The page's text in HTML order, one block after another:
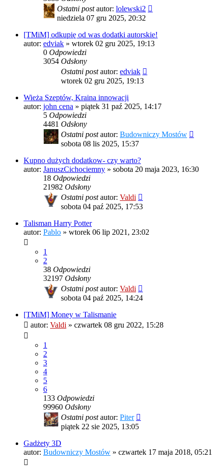
Ostatni postautor: lolewski2
niedziela 07 gru 2025, 20:32
[TMiM] odkupię od was dodatki autorskie!
autor: edviak » wtorek 02 gru 2025, 19:13
0 Odpowiedzi
3054 Odsłony
Ostatni postautor: edviak
wtorek 02 gru 2025, 19:13
Wieża Szeptów, Kraina innowacji
autor: john cena » piątek 31 paź 2025, 14:17
5 Odpowiedzi
4481 Odsłony
Ostatni postautor: Budowniczy Mostów
sobota 08 lis 2025, 15:37
Kupno dużych dodatkow- czy warto?
autor: JanuszCichociemny » sobota 20 maja 2023, 16:30
18 Odpowiedzi
21982 Odsłony
Ostatni postautor: Valdi
sobota 04 paź 2025, 17:53
Talisman Harry Potter
autor: Pablo » wtorek 06 lip 2021, 23:02
1
2
38 Odpowiedzi
32197 Odsłony
Ostatni postautor: Valdi
sobota 04 paź 2025, 14:24
[TMiM] Money w Talismanie
autor: Valdi » czwartek 08 gru 2022, 15:28
1
2
3
4
5
6
133 Odpowiedzi
99960 Odsłony
Ostatni postautor: Piter
piątek 22 sie 2025, 13:05
Gadżety 3D
autor: Budowniczy Mostów » czwartek 17 maja 2018, 05:21